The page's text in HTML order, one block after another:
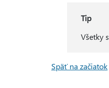
Tip
Všetky
Späť na začiatok